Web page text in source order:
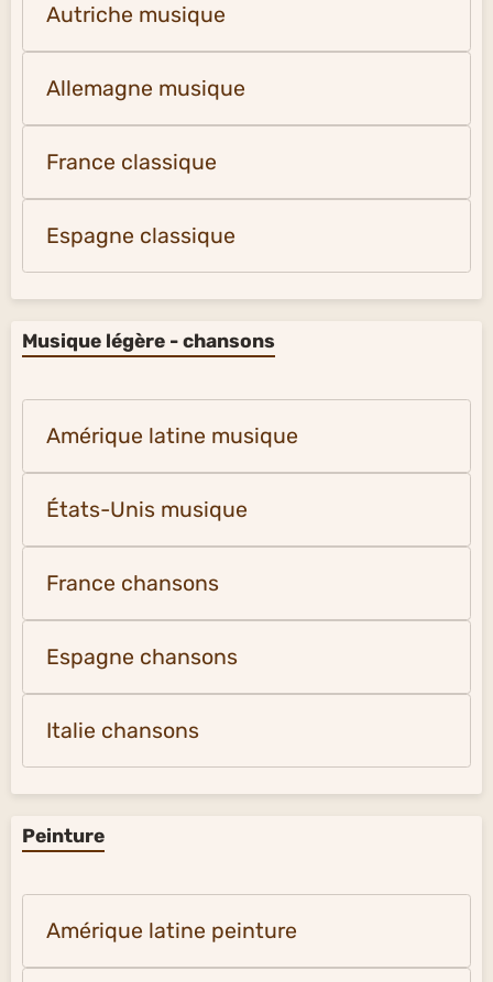
Autriche musique
Allemagne musique
France classique
Espagne classique
Musique légère - chansons
Amérique latine musique
États-Unis musique
France chansons
Espagne chansons
Italie chansons
Peinture
Amérique latine peinture